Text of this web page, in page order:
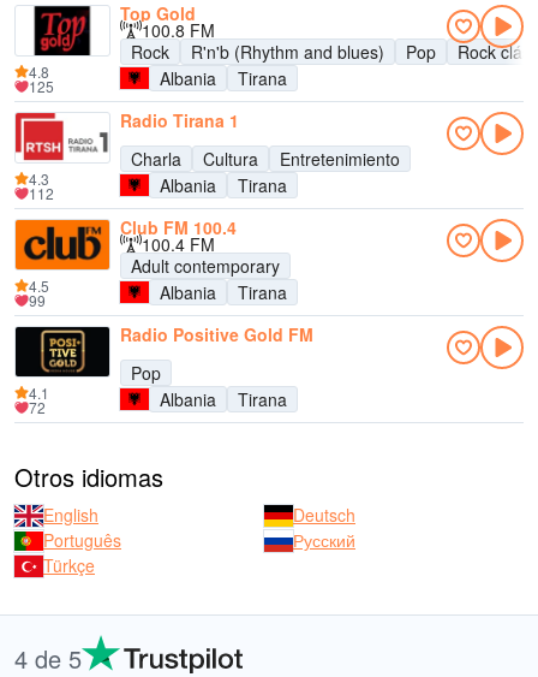
Top Gold
100.8 FM
Rock
R'n'b (Rhythm and blues) Pop
Rock
Albania
Tirana
4.8
125
Radio Tirana 1
Charla
Cultura
Entretenimiento
Albania
Tirana
4.3
112
Club FM 100.4
100.4 FM
Adult contemporary
Albania
Tirana
4.5
99
Radio Positive Gold FM
Pop
Albania
Tirana
4.1
72
Otros idiomas
English
Deutsch
Português
Русский
Türkçe
4 de 5